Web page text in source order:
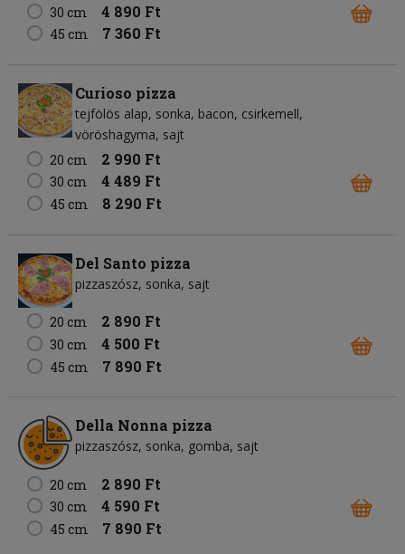
30 cm 4 890 Ft
45 cm 7 360 Ft
Curioso pizza
tejfölös alap sonka bacon csirkemell
vöröshagyma sajt
20 cm
2 990 Ft
30 cm 4 489 Ft
45 cm 8 290 Ft
Del Santo pizza
pizzaszósz sonka sajt
20 cm 2 890 Ft
30 cm 4 500 Ft
45 cm 7 890 Ft
Della Nonna pizza
pizzaszósz sonka gomba sajt
20 cm 2 890 Ft
30 cm 4 590 Ft
45 cm 7 890 Ft